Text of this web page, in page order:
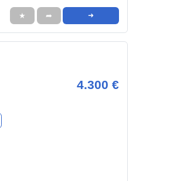
★ ➦ ➜
4.300 €